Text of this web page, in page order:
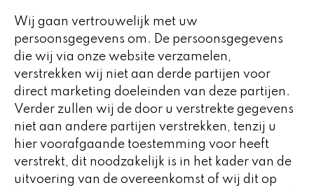
Wij gaan vertrouwelijk met uw
persoonsgegevens om. De persoonsgegevens
die wij via onze website verzamelen,
verstrekken wij niet aan derde partijen voor
direct marketing doeleinden van deze partijen.
Verder zullen wij de door u verstrekte gegevens
niet aan andere partijen verstrekken, tenzij u
hier voorafgaande toestemming voor heeft
verstrekt, dit noodzakelijk is in het kader van de
uitvoering van de overeenkomst of wij dit op